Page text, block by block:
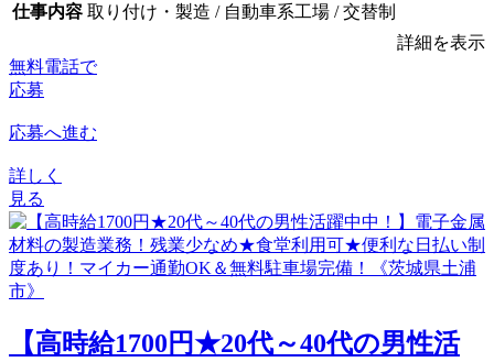
仕事内容 取り付け・製造 / 自動車系工場 / 交替制
詳細を表示
無料電話で
応募
応募へ進む
詳しく
見る
【高時給1700円★20代～40代の男性活